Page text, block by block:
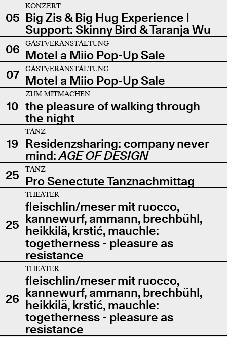
05
KONZERT
Big Zis & Big Hug Experience |
Support: Skinny Bird & Taranja Wu
06
GASTVERANSTALTUNG
Motel a Miio Pop-Up Sale
07
GASTVERANSTALTUNG
Motel a Miio Pop-Up Sale
10
ZUM MITMACHEN
the pleasure of walking through
the night
19
TANZ
Residenzsharing: company never
mind:AGE OF DESIGN
25
TANZ
Pro Senectute Tanznachmittag
25
THEATER
fleischlin/meser mit ruocco,
kannewurf, ammann, brechbühl,
heikkilä, krstić, mauchle:
togetherness - pleasure as
resistance
26
THEATER
fleischlin/meser mit ruocco,
kannewurf, ammann, brechbühl,
heikkilä, krstić, mauchle:
togetherness - pleasure as
resistance